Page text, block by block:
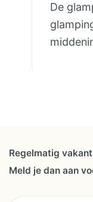
De
een
rustig
Regelmatig
Meld je dan aan